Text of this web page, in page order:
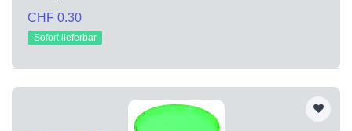
CHF 0.30
Sofort lieferbar